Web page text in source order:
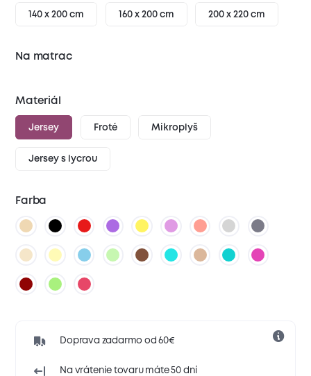
140 x 200 cm 160 x 200 cm 200 x 220 cm
Na matrac
Materiál
Jersey Froté Mikroplyš
Jersey s lycrou
Farba
Doprava zadarmo od 60€
Na vrátenie tovaru máte 50 dní